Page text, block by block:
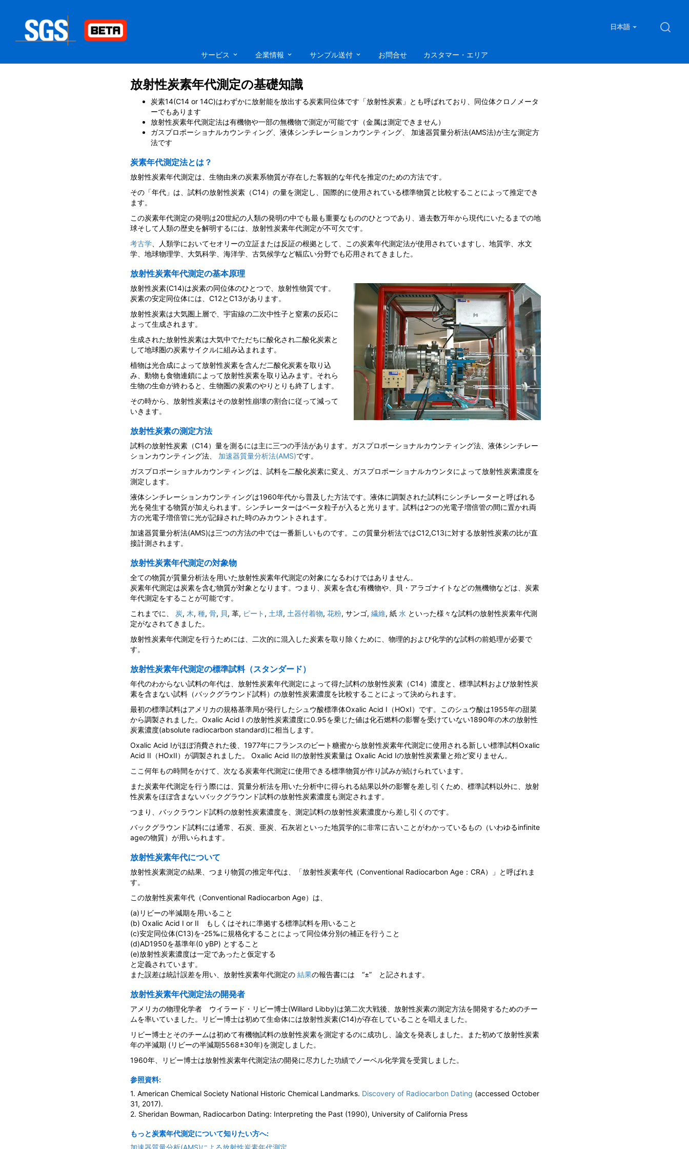
日本語
サービス 企業情報 サンプル送付 お問合せ カスタマー・エリア
放射性炭素年代測定の基礎知識
炭素14(C14 or 14C)はわずかに放射能を放出する炭素同位体です「放射性炭素」とも呼ばれており、同位体クロノメータ
ーでもあります
放射性炭素年代測定法は有機物や一部の無機物で測定が可能です（金属は測定できません）
ガスプロポーショナルカウンティング、液体シンチレーションカウンティング、 加速器質量分析法(AMS法)が主な測定方
法です
炭素年代測定法とは？
放射性炭素年代測定は、生物由来の炭素系物質が存在した客観的な年代を推定のための方法です。
その「年代」は、試料の放射性炭素（C14）の量を測定し、国際的に使用されている標準物質と比較することによって推定でき
ます。
この炭素年代測定の発明は20世紀の人類の発明の中でも最も重要なもののひとつであり、過去数万年から現代にいたるまでの地
球そして人類の歴史を解明するには、放射性炭素年代測定が不可欠です。
考古学 、人類学においてセオリーの立証または反証の根拠として、この炭素年代測定法が使用されていますし、地質学、水文
学、地球物理学、大気科学、海洋学、古気候学など幅広い分野でも応用されてきました。
放射性炭素年代測定の基本原理
放射性炭素(C14)は炭素の同位体のひとつで、放射性物質です。
炭素の安定同位体には、C12とC13があります。
放射性炭素は大気圏上層で、宇宙線の二次中性子と窒素の反応に
よって生成されます。
生成された放射性炭素は大気中でただちに酸化され二酸化炭素と
して地球圏の炭素サイクルに組み込まれます。
植物は光合成によって放射性炭素を含んだ二酸化炭素を取り込
み、動物も食物連鎖によって放射性炭素を取り込みます。それら
生物の生命が終わると、生物圏の炭素のやりとりも終了します。
その時から、放射性炭素はその放射性崩壊の割合に従って減って
いきます。
放射性炭素の測定方法
試料の放射性炭素（C14）量を測るには主に三つの手法があります。ガスプロポーショナルカウンティング法、液体シンチレー
ションカウンティング法、 加速器質量分析法(AMS)です。
ガスプロポーショナルカウンティングは、試料を二酸化炭素に変え、ガスプロポーショナルカウンタによって放射性炭素濃度を
測定します。
液体シンチレーションカウンティングは1960年代から普及した方法です。液体に調製された試料にシンチレーターと呼ばれる
光を発生する物質が加えられます。シンチレーターはベータ粒子が入ると光ります。試料は2つの光電子増倍管の間に置かれ両
方の光電子増倍管に光が記録された時のみカウントされます。
加速器質量分析法(AMS)は三つの方法の中では一番新しいものです。この質量分析法ではC12,C13に対する放射性炭素の比が直
接計測されます。
放射性炭素年代測定の対象物
全ての物質が質量分析法を用いた放射性炭素年代測定の対象になるわけではありません。
炭素年代測定は炭素を含む物質が対象となります。つまり、炭素を含む有機物や、貝・アラゴナイトなどの無機物などは、炭素
年代測定をすることが可能です。
これまでに、 炭, 木, 種, 骨, 貝, 革, ピート , 土壌, 土器付着物, 花粉, サンゴ, 繊維, 紙 水 といった様々な試料の放射性炭素年代測
定がなされてきました。
放射性炭素年代測定を行うためには、二次的に混入した炭素を取り除くために、物理的および化学的な試料の前処理が必要で
す。
放射性炭素年代測定の標準試料（スタンダード）
年代のわからない試料の年代は、放射性炭素年代測定によって得た試料の放射性炭素（C14）濃度と、標準試料および放射性炭
素を含まない試料（バックグラウンド試料）の放射性炭素濃度を比較することによって決められます。
最初の標準試料はアメリカの規格基準局が発行したシュウ酸標準体Oxalic Acid I（HOxI）です。このシュウ酸は1955年の甜菜
から調製されました。Oxalic Acid I の放射性炭素濃度に0.95を乗じた値は化石燃料の影響を受けていない1890年の木の放射性
炭素濃度(absolute radiocarbon standard)に相当します。
Oxalic Acid Iがほぼ消費された後、1977年にフランスのビート糖蜜から放射性炭素年代測定に使用される新しい標準試料Oxalic
Acid II（HOxII）が調製されました。 Oxalic Acid IIの放射性炭素量は Oxalic Acid Iの放射性炭素量と殆ど変りません。
ここ何年もの時間をかけて、次なる炭素年代測定に使用できる標準物質が作り試みが続けられています。
また炭素年代測定を行う際には、質量分析法を用いた分析中に得られる結果以外の影響を差し引くため、標準試料以外に、放射
性炭素をほぼ含まないバックグラウンド試料の放射性炭素濃度も測定されます。
つまり、バックラウンド試料の放射性炭素濃度を、測定試料の放射性炭素濃度から差し引くのです。
バックグラウンド試料には通常、石炭、亜炭、石灰岩といった地質学的に非常に古いことがわかっているもの（いわゆるinfinite
ageの物質）が用いられます。
放射性炭素年代について
放射性炭素測定の結果、つまり物質の推定年代は、「放射性炭素年代（Conventional Radiocarbon Age：CRA）」と呼ばれま
す。
この放射性炭素年代（Conventional Radiocarbon Age）は、
(a)リビーの半減期を用いること
(b) Oxalic Acid I or II もしくはそれに準拠する標準試料を用いること
(c)安定同位体(C13)を-25‰に規格化することによって同位体分別の補正を行うこと
(d)AD1950を基準年(0 yBP) とすること
(e)放射性炭素濃度は一定であったと仮定する
と定義されています。
また誤差は統計誤差を用い、放射性炭素年代測定の 結果の報告書には “±” と記されます。
放射性炭素年代測定法の開発者
アメリカの物理化学者 ウイラード・リビー博士(Willard Libby)は第二次大戦後、放射性炭素の測定方法を開発するためのチー
ムを率いていました。リビー博士は初めて生命体には放射性炭素(C14)が存在していることを唱えました。
リビー博士とそのチームは初めて有機物試料の放射性炭素を測定するのに成功し、論文を発表しました。また初めて放射性炭素
年の半減期 (リビーの半減期5568±30年)を測定しました。
1960年、リビー博士は放射性炭素年代測定法の開発に尽力した功績でノーベル化学賞を受賞しました。
参照資料:
1. American Chemical Society National Historic Chemical Landmarks. Discovery of Radiocarbon Dating (accessed October
31, 2017).
2. Sheridan Bowman, Radiocarbon Dating: Interpreting the Past (1990), University of California Press
もっと炭素年代測定について知りたい方へ:
加速器質量分析(AMS)による放射性炭素年代測定